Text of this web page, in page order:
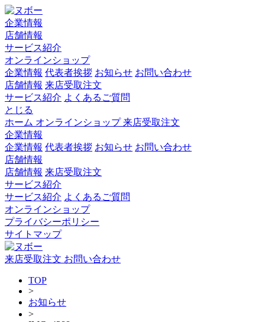
企業情報
店舗情報
サービス紹介
オンラインショップ
企業情報 代表者挨拶 お知らせ お問い合わせ
店舗情報 来店受取注文
サービス紹介 よくあるご質問
とじる
ホーム オンラインショップ来店受取注文
企業情報
企業情報 代表者挨拶 お知らせ お問い合わせ
店舗情報
店舗情報 来店受取注文
サービス紹介
サービス紹介 よくあるご質問
オンラインショップ
プライバシーポリシー
サイトマップ
来店受取注文 お問い合わせ
TOP
>
お知らせ
>